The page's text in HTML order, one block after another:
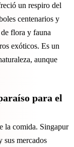
un respiro del
centenarios y
flora y fauna
exóticos. Es un
aunque
para el
la comida. Singapur
sus mercados